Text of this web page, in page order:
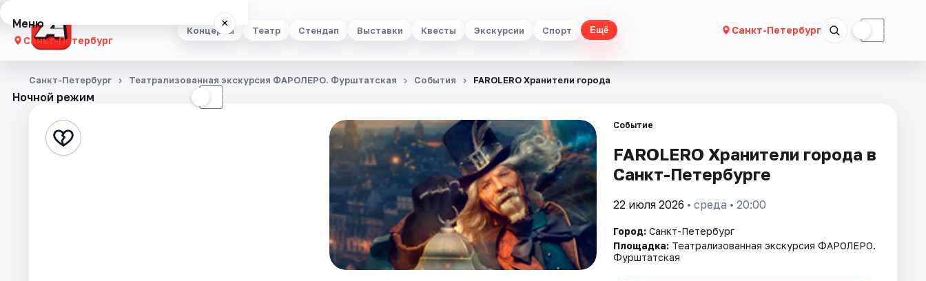
Концерты Театр Стендап Выставки Квесты Экскурсии Спорт Ещё Санкт-Петербург ☾
Меню ×
Санкт-Петербург
Концерты
Стендап
Ночной режим ☾
Санкт-Петербург Театрализованная экскурсия ФАРОЛЕРО. Фурштатская События FAROLERO Хранители города
Событие
FAROLERO Хранители города в
Санкт-Петербурге
22 июля 2026 • среда • 20:00
Город: Санкт-Петербург
Площадка: Театрализованная экскурсия ФАРОЛЕРО.
Фурштатская